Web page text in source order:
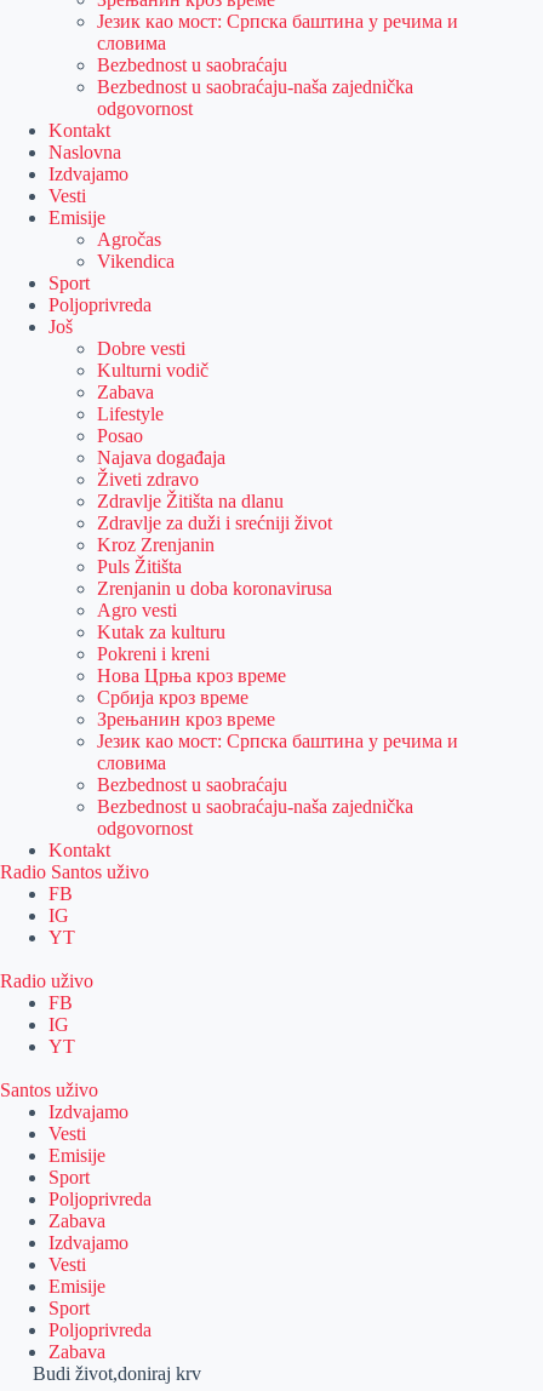
Језик као мост: Српска баштина у речима и
словима
Bezbednost u saobraćaju
Bezbednost u saobraćaju-naša zajednička
odgovornost
Kontakt
Naslovna
Izdvajamo
Vesti
Emisije
Agročas
Vikendica
Sport
Poljoprivreda
Još
Dobre vesti
Kulturni vodič
Zabava
Lifestyle
Posao
Najava događaja
Živeti zdravo
Zdravlje Žitišta na dlanu
Zdravlje za duži i srećniji život
Kroz Zrenjanin
Puls Žitišta
Zrenjanin u doba koronavirusa
Agro vesti
Kutak za kulturu
Pokreni i kreni
Нова Црња кроз време
Србија кроз време
Зрењанин кроз време
Језик као мост: Српска баштина у речима и
словима
Bezbednost u saobraćaju
Bezbednost u saobraćaju-naša zajednička
odgovornost
Kontakt
Radio Santos uživo
FB
IG
YT
Radio uživo
FB
IG
YT
Santos uživo
Izdvajamo
Vesti
Emisije
Sport
Poljoprivreda
Zabava
Izdvajamo
Vesti
Emisije
Sport
Poljoprivreda
Zabava
Budi život,doniraj krv